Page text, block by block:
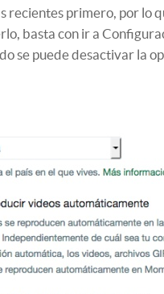
recientes primero, por lo
basta con ir a
se puede desactivar la